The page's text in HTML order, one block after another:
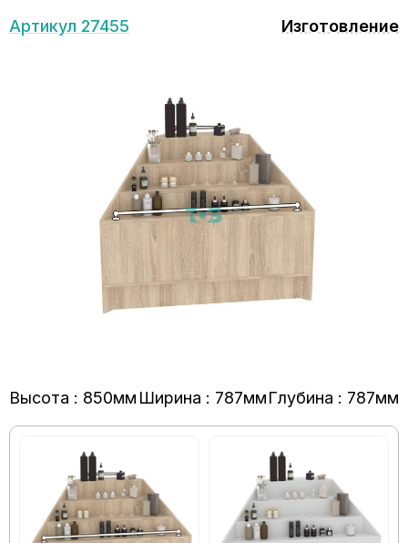
Артикул 27455 Изготовление
Высота : 850мм Ширина : 787ммГлубина : 787мм